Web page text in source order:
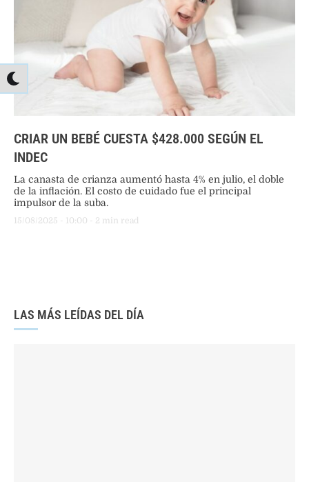
CRIAR UN BEBÉ CUESTA $428.000 SEGÚN EL
INDEC
La canasta de crianza aumentó hasta 4% en julio, el doble
de la inflación. El costo de cuidado fue el principal
impulsor de la suba.
15/08/2025 - 10:00 - 2 min read
LAS MÁS LEÍDAS DEL DÍA